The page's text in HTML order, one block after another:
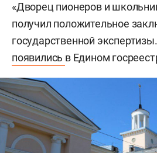
«Дворец пионеров и
получил положительное
государственной
появились в Едином